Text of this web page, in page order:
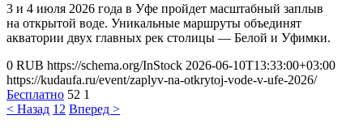
3 и 4 июля 2026 года в Уфе пройдет масштабный заплыв
на открытой воде. Уникальные маршруты объединят
акватории двух главных рек столицы — Белой и Уфимки.
0 RUB https://schema.org/InStock 2026-06-10T13:33:00+03:00
https://kudaufa.ru/event/zaplyv-na-otkrytoj-vode-v-ufe-2026/
Бесплатно 52 1
< Назад 1 2 Вперед >